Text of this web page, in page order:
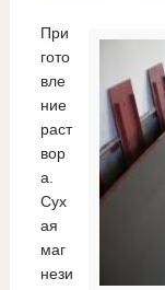
При
гото
вле
ние
раст
вор
а.
Сух
ая
маг
нези